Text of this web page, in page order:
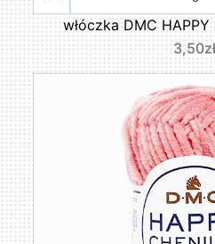
włóczka DMC HAPPY
3,50zł